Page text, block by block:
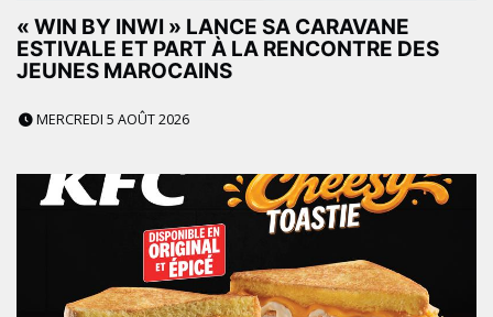
« WIN BY INWI » LANCE SA CARAVANE
ESTIVALE ET PART À LA RENCONTRE DES
JEUNES MAROCAINS
MERCREDI 5 AOÛT 2026